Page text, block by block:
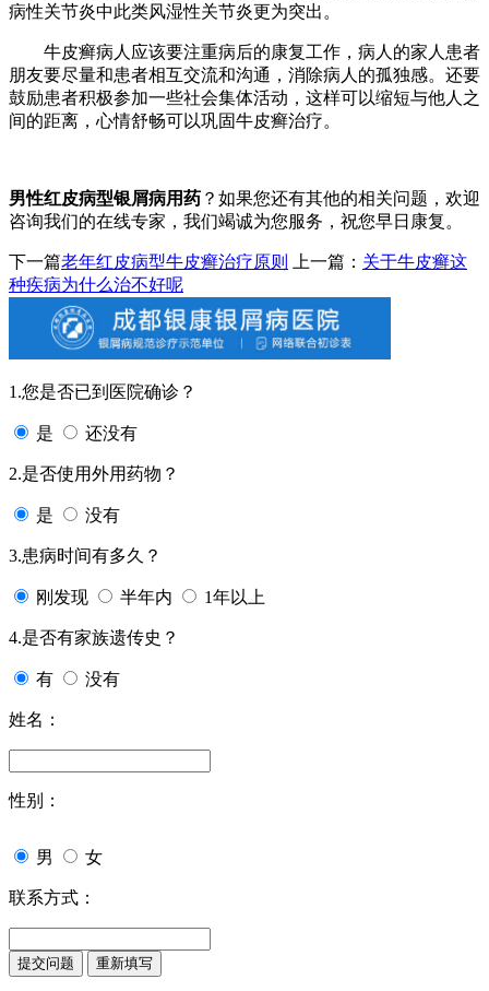
病性关节炎中此类风湿性关节炎更为突出。
牛皮癣病人应该要注重病后的康复工作，病人的家人患者
朋友要尽量和患者相互交流和沟通，消除病人的孤独感。还要
鼓励患者积极参加一些社会集体活动，这样可以缩短与他人之
间的距离，心情舒畅可以巩固牛皮癣治疗。
男性红皮病型银屑病用药 ？如果您还有其他的相关问题，欢迎
咨询我们的在线专家，我们竭诚为您服务，祝您早日康复。
下一篇老年红皮病型牛皮癣治疗原则 上一篇： 关于牛皮癣这
种疾病为什么治不好呢
1.您是否已到医院确诊？
是 还没有
2.是否使用外用药物？
是 没有
3.患病时间有多久？
刚发现 半年内 1年以上
4.是否有家族遗传史？
有 没有
姓名：
性别：
男 女
联系方式：